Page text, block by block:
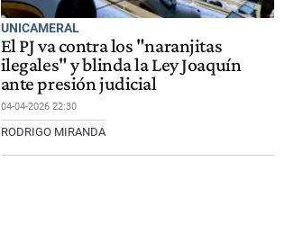
UNICAMERAL
El PJ va contra los "naranjitas
ilegales" y blinda la Ley Joaquín
ante presión judicial
04-04-2026 22:30
RODRIGO MIRANDA